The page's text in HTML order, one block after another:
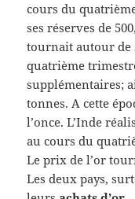
cours du
ses réserves de
tournait autour de
quatrième
supplémentaires;
tonnes. A cette
l’once. L’Inde
au cours du
Le prix de l’or
Les deux pays,